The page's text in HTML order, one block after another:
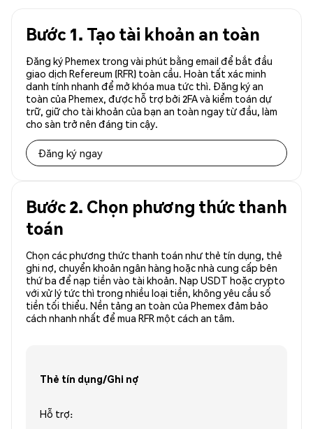
Bước 1. Tạo tài khoản an toàn
Đăng ký Phemex trong vài phút bằng email để bắt đầu
giao dịch Refereum (RFR) toàn cầu. Hoàn tất xác minh
danh tính nhanh để mở khóa mua tức thì. Đăng ký an
toàn của Phemex, được hỗ trợ bởi 2FA và kiểm toán dự
trữ, giữ cho tài khoản của bạn an toàn ngay từ đầu, làm
cho sàn trở nên đáng tin cậy.
Đăng ký ngay
Bước 2. Chọn phương thức thanh
toán
Chọn các phương thức thanh toán như thẻ tín dụng, thẻ
ghi nợ, chuyển khoản ngân hàng hoặc nhà cung cấp bên
thứ ba để nạp tiền vào tài khoản. Nạp USDT hoặc crypto
với xử lý tức thì trong nhiều loại tiền, không yêu cầu số
tiền tối thiểu. Nền tảng an toàn của Phemex đảm bảo
cách nhanh nhất để mua RFR một cách an tâm.
Thẻ tín dụng/Ghi nợ
Hỗ trợ: